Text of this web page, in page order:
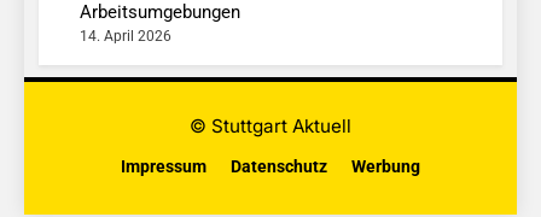
Arbeitsumgebungen
14. April 2026
© Stuttgart Aktuell
Impressum Datenschutz Werbung